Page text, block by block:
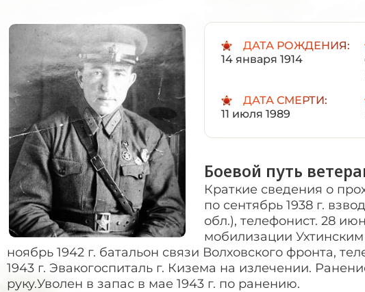
ДАТА РОЖДЕНИЯ:
14 января 1914
ДАТА СМЕРТИ:
11 июля 1989
Боевой путь
Краткие сведения о
по сентябрь 1938 г.
обл.), телефонист. 28
мобилизации
ноябрь 1942 г. батальон связи Волховского фронта,
1943 г. Эвакогоспиталь г. Кизема на излечении.
руку.Уволен в запас в мае 1943 г. по ранению.